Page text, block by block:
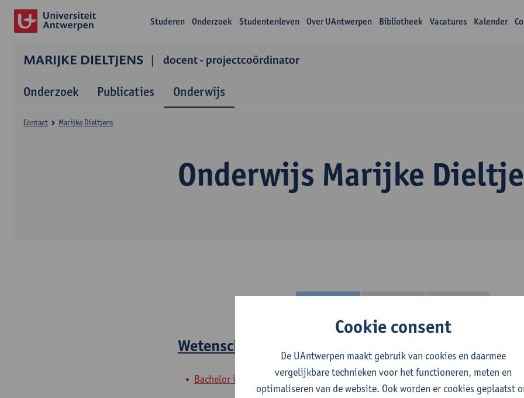
Studeren Onderzoek Studentenleven Over UAntwerpen Bibliotheek Vacatures Kalender
MARIJKE DIELTJENS docent - projectcoördinator
Onderzoek Publicaties Onderwijs
Onderwijs Marijke
Contact Marijke Dieltjens
Wetenschappelijke vorming 2
Bachelor in de geneeskunde
Cookie consent
De UAntwerpen maakt gebruik van cookies en daarmee
vergelijkbare technieken voor het functioneren, meten en
optimaliseren van de website. Ook worden er cookies geplaatst